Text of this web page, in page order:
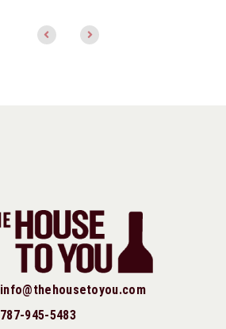
info@thehousetoyou.com
787-945-5483